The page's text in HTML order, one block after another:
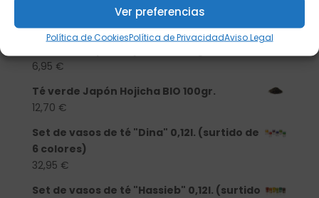
Ver preferencias
Política de CookiesPolítica de PrivacidadAviso Legal
Té verde Japón Hojicha BIO 250 gr.
25,40€
6,95 €
Té verde Japón Hojicha BIO 100gr.
12,70 €
Set de vasos de té "Dina" 0,12l. (surtido de
6 colores)
32,95 €
Set de vasos de té "Hassieb" 0,12l. (surtido